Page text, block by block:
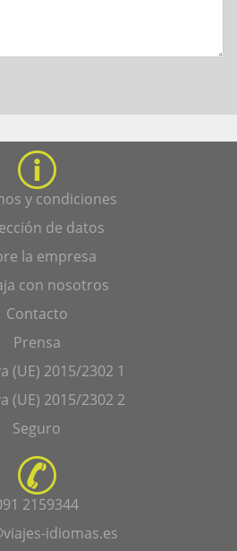
y condiciones
de datos
la empresa
con nosotros
Contacto
Prensa
(UE) 2015/2302 1
(UE) 2015/2302 2
Seguro
2159344
idiomas.es